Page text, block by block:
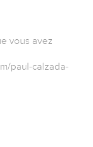
vous avez
paul-calzada-